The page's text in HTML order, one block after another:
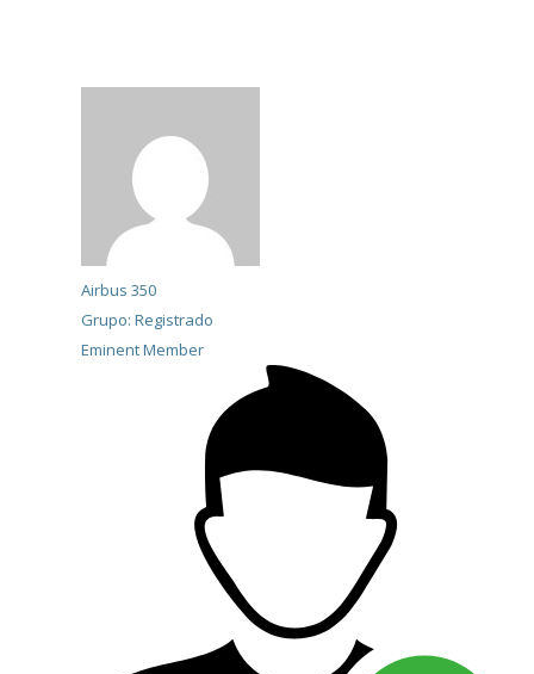
Airbus 350
Grupo: Registrado
Eminent Member